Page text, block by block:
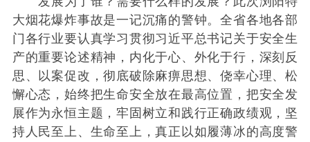
大烟花爆炸事故是一记沉痛的警钟。全省各地各部
门各行业要认真学习贯彻习近平总书记关于安全生
产的重要论述精神，内化于心、外化于行，深刻反
思、以案促改，彻底破除麻痹思想、侥幸心理、松
懈心态，始终把生命安全放在最高位置，把安全发
展作为永恒主题，牢固树立和践行正确政绩观，坚
持人民至上、生命至上，真正以如履薄冰的高度警